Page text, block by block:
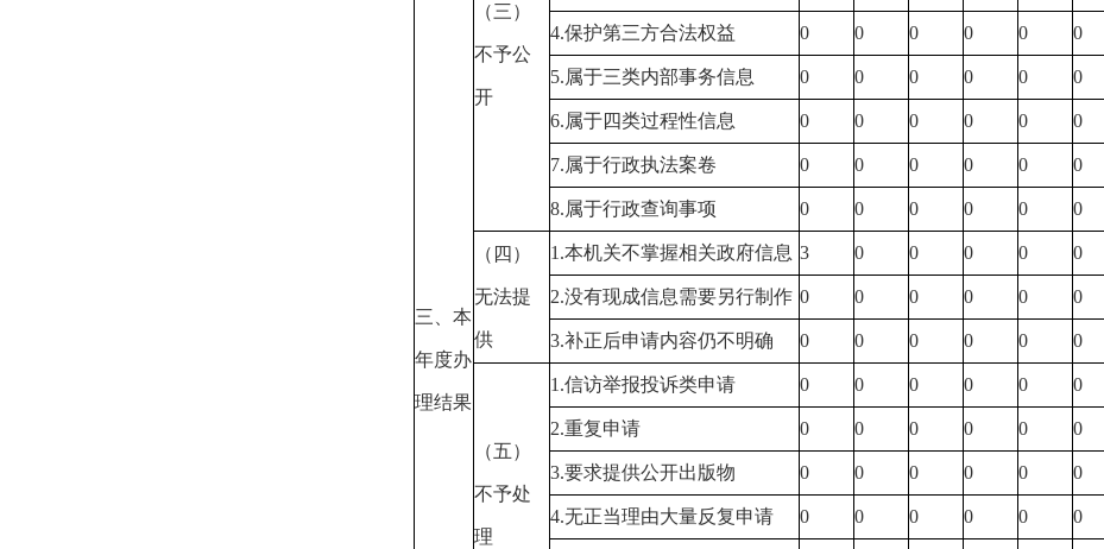
三、本
年度办
理结果
（三）
不予公
开
4.保护第三方合法权益 0 0 0 0 0 0
5.属于三类内部事务信息 0 0 0 0 0 0
6.属于四类过程性信息 0 0 0 0 0 0
7.属于行政执法案卷 0 0 0 0 0 0
8.属于行政查询事项 0 0 0 0 0 0
（四）
无法提
供
1.本机关不掌握相关政府信息 3 0 0 0 0 0
2.没有现成信息需要另行制作 0 0 0 0 0 0
3.补正后申请内容仍不明确 0 0 0 0 0 0
（五）
不予处
理
1.信访举报投诉类申请 0 0 0 0 0 0
2.重复申请 0 0 0 0 0 0
3.要求提供公开出版物 0 0 0 0 0 0
4.无正当理由大量反复申请 0 0 0 0 0 0